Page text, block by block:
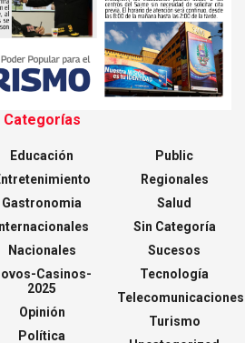
Categorías
Educación
Gastronomia
Internacionales
Nacionales
Casinos-
2025
Opinión
Política
Public
Regionales
Salud
Sin Categoría
Sucesos
Tecnología
Telecomunicaciones
Turismo